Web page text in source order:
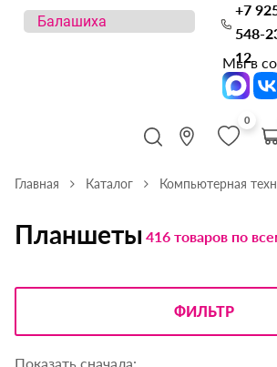
+7
548-
12
Мы в
0
Главная Каталог Компьютерная
Планшеты 416 товаров по
ФИЛЬТР
Показать сначала: